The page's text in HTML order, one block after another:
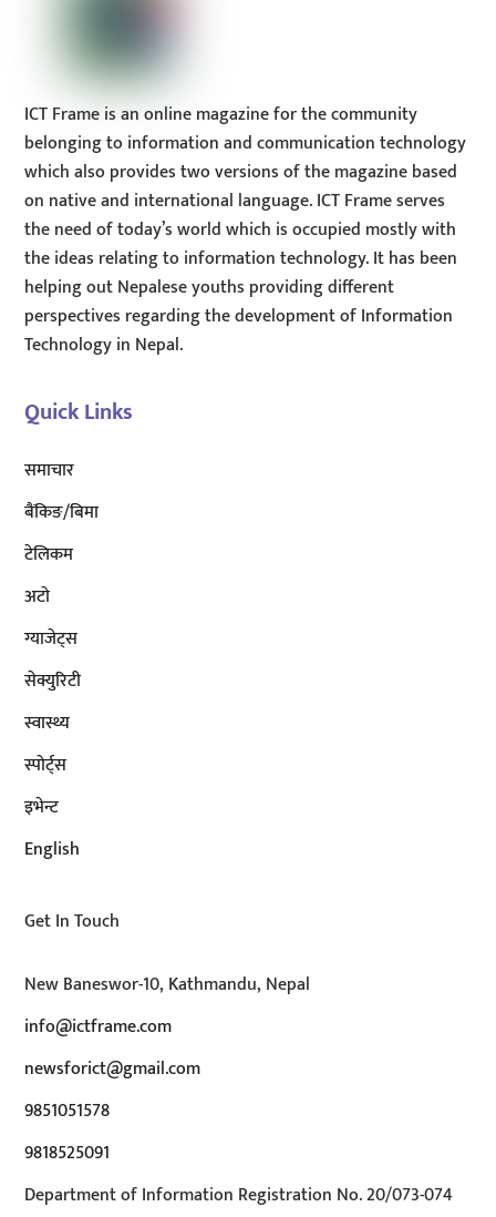
ICT Frame is an online magazine for the community
belonging to information and communication technology
which also provides two versions of the magazine based
on native and international language. ICT Frame serves
the need of today’s world which is occupied mostly with
the ideas relating to information technology. It has been
helping out Nepalese youths providing different
perspectives regarding the development of Information
Technology in Nepal.
Quick Links
समाचार
बैंकिङ/बिमा
टेलिकम
अटाे
ग्याजेट्स
सेक्युरिटी
स्वास्थ्य
स्पोर्ट्स
इभेन्ट
English
Get In Touch
New Baneswor-10, Kathmandu, Nepal
info@ictframe.com
newsforict@gmail.com
9851051578
9818525091
Department of Information Registration No. 20/073-074